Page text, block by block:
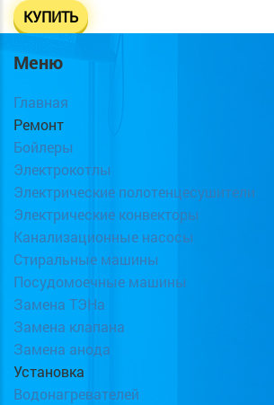
КУПИТЬ
Меню
Главная
Ремонт
Бойлеры
Электрокотлы
Электрические полотенцесушители
Электрические конвекторы
Канализационные насосы
Стиральные машины
Посудомоечные машины
Замена ТЭНа
Замена клапана
Замена анода
Установка
Водонагревателей